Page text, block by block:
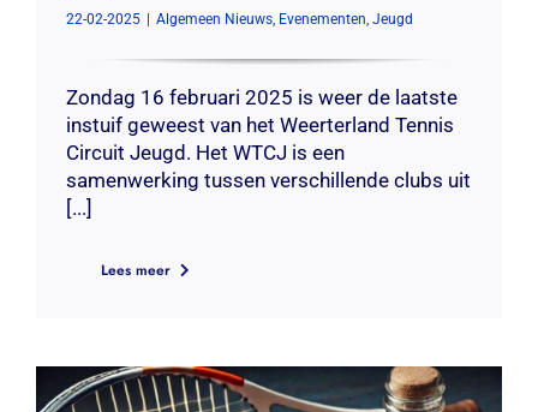
22-02-2025 Algemeen Nieuws, Evenementen, Jeugd
Zondag 16 februari 2025 is weer de laatste
instuif geweest van het Weerterland Tennis
Circuit Jeugd. Het WTCJ is een
samenwerking tussen verschillende clubs uit
[...]
Lees meer